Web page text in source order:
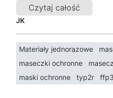
Czytaj całość
JK
Materiały jednorazowe
maseczki ochronne
maski ochronne
typ2r ffp3